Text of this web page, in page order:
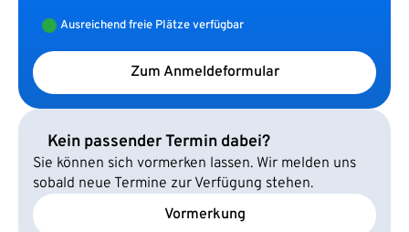
Ausreichend freie Plätze verfügbar
Zum Anmeldeformular
Kein passender Termin dabei?
Sie können sich vormerken lassen. Wir melden uns
sobald neue Termine zur Verfügung stehen.
Vormerkung